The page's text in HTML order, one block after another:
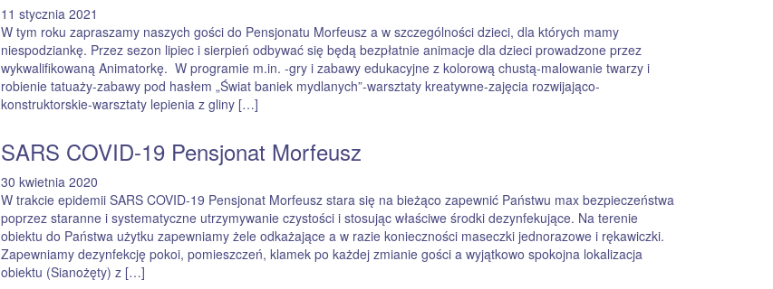
11 stycznia 2021
W tym roku zapraszamy naszych gości do Pensjonatu Morfeusz a w szczególności dzieci, dla których mamy
niespodziankę. Przez sezon lipiec i sierpień odbywać się będą bezpłatnie animacje dla dzieci prowadzone przez
wykwalifikowaną Animatorkę. W programie m.in. -gry i zabawy edukacyjne z kolorową chustą-malowanie twarzy i
robienie tatuaży-zabawy pod hasłem „Świat baniek mydlanych”-warsztaty kreatywne-zajęcia rozwijająco-
konstruktorskie-warsztaty lepienia z gliny […]
SARS COVID-19 Pensjonat Morfeusz
30 kwietnia 2020
W trakcie epidemii SARS COVID-19 Pensjonat Morfeusz stara się na bieżąco zapewnić Państwu max bezpieczeństwa
poprzez staranne i systematyczne utrzymywanie czystości i stosując właściwe środki dezynfekujące. Na terenie
obiektu do Państwa użytku zapewniamy żele odkażające a w razie konieczności maseczki jednorazowe i rękawiczki.
Zapewniamy dezynfekcję pokoi, pomieszczeń, klamek po każdej zmianie gości a wyjątkowo spokojna lokalizacja
obiektu (Sianożęty) z […]